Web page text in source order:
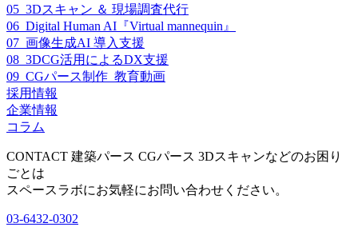
05_3Dスキャン ＆ 現場調査代行
06_Digital Human AI『Virtual mannequin』
07_画像生成AI 導入支援
08_3DCG活用によるDX支援
09_CGパース制作_教育動画
採用情報
企業情報
コラム
CONTACT 建築パース CGパース 3Dスキャンなどのお困り
ごとは
スペースラボにお気軽にお問い合わせください。
03-6432-0302